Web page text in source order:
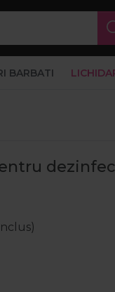
BARBATI